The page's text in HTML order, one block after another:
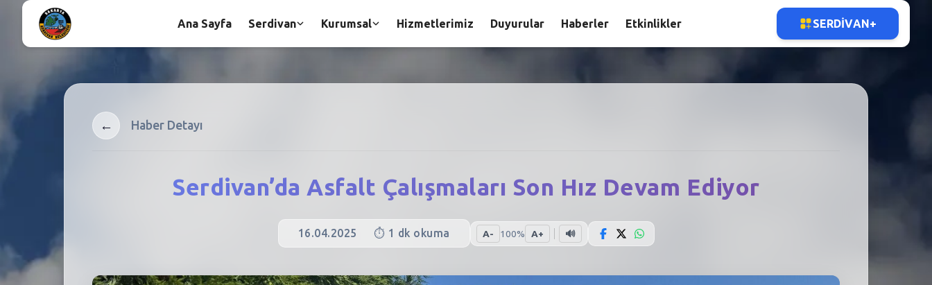
← Haber Detayı
Serdivan’da Asfalt Çalışmaları Son Hız Devam Ediyor
16.04.2025 ⏱️ 1 dk okuma A- 100% A+ 🔊
Ana Sayfa Serdivan Kurumsal Hizmetlerimiz Duyurular Haberler Etkinlikler SERDIVAN+